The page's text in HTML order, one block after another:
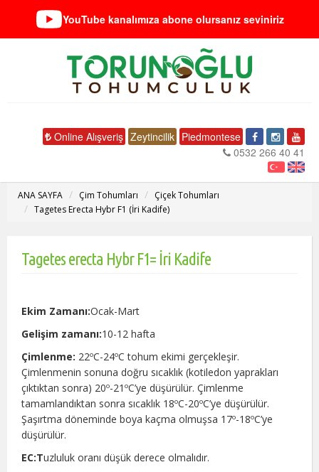
YouTube kanalımıza abone olursanız seviniriz
Online Alışveriş Zeytincilik Piedmontese
0532 266 40 41
ANA SAYFA Çim Tohumları
Çiçek Tohumları
Tagetes Erecta Hybr F1 (İri Kadife)
Tagetes erecta Hybr F1= İri Kadife
Ekim Zamanı:Ocak-Mart
Gelişim zamanı:10-12 hafta
Çimlenme: 22ºC-24ºC tohum ekimi gerçekleşir.
Çimlenmenin sonuna doğru sıcaklık (kotiledon yaprakları
çıktıktan sonra) 20º-21ºC’ye düşürülür. Çimlenme
tamamlandıktan sonra sıcaklık 18ºC-20ºC’ye düşürülür.
Şaşırtma döneminde boya kaçma olmuşsa 17º-18ºC’ye
düşürülür.
EC:Tuzluluk oranı düşük derece olmalıdır.